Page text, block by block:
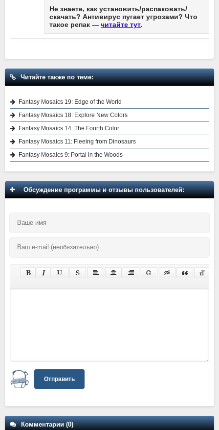
Не знаете, как установить/распаковать/
скачать? Антивирус пугает угрозами? Что
такое репак — читайте тут.
Читайте также по теме:
Fantasy Mosaics 19: Edge of the World
Fantasy Mosaics 18: Explore New Colors
Fantasy Mosaics 14: The Fourth Color
Fantasy Mosaics 11: Fleeing from Dinosaurs
Fantasy Mosaics 9: Portal in the Woods
Обсуждение программы и отзывы пользователей:
Отправить
Комментарии (0)